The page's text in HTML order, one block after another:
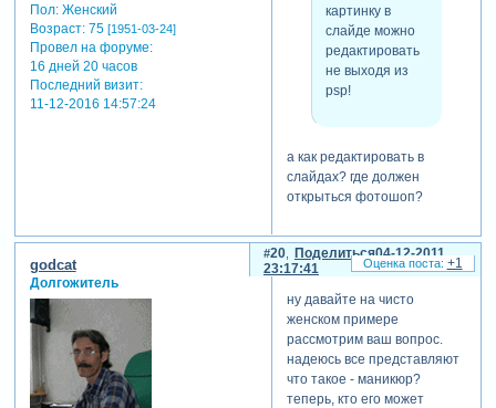
Пол:Женский
Возраст:75 [1951-03-24]
Провел на форуме:
16 дней 20 часов
Последний визит:
11-12-2016 14:57:24
картинку в
слайде можно
редактировать
не выходя из
psp!
а как редактировать в
слайдах? где должен
открыться фотошоп?
Поделиться
20
04-12-2011
23:17:41
godcat
Долгожитель
ну давайте на чисто
женском примере
рассмотрим ваш вопрос.
надеюсь все представляют
что такое - маникюр?
теперь, кто его может
+1